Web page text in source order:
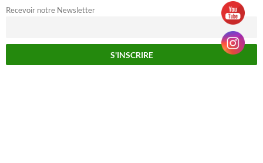
Recevoir notre Newsletter